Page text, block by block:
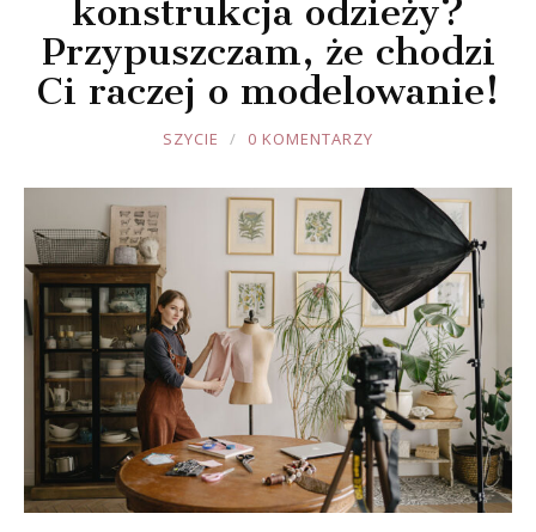
konstrukcja odzieży?
Przypuszczam, że chodzi
Ci raczej o modelowanie!
JOULE
SZYCIE 0 KOMENTARZY